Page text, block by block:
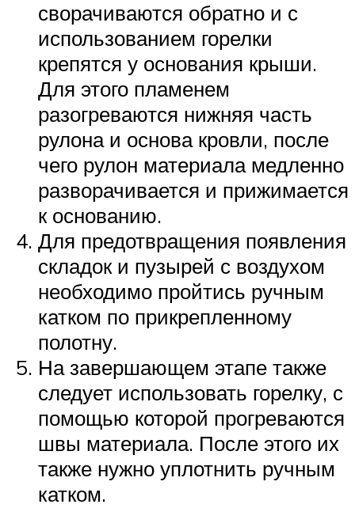
сворачиваются обратно и с
использованием горелки
крепятся у основания крыши.
Для этого пламенем
разогреваются нижняя часть
рулона и основа кровли, после
чего рулон материала медленно
разворачивается и прижимается
к основанию.
Для предотвращения появления
складок и пузырей с воздухом
необходимо пройтись ручным
катком по прикрепленному
полотну.
На завершающем этапе также
следует использовать горелку, с
помощью которой прогреваются
швы материала. После этого их
также нужно уплотнить ручным
катком.